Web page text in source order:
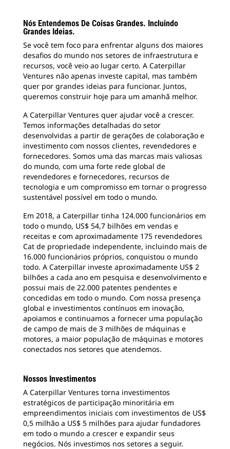
Nós Entendemos De Coisas Grandes. Incluindo
Grandes Ideias.
Se você tem foco para enfrentar alguns dos maiores
desafios do mundo nos setores de infraestrutura e
recursos, você veio ao lugar certo. A Caterpillar
Ventures não apenas investe capital, mas também
quer por grandes ideias para funcionar. Juntos,
queremos construir hoje para um amanhã melhor.
A Caterpillar Ventures quer ajudar você a crescer.
Temos informações detalhadas do setor
desenvolvidas a partir de gerações de colaboração e
investimento com nossos clientes, revendedores e
fornecedores. Somos uma das marcas mais valiosas
do mundo, com uma forte rede global de
revendedores e fornecedores, recursos de
tecnologia e um compromisso em tornar o progresso
sustentável possível em todo o mundo.
Em 2018, a Caterpillar tinha 124.000 funcionários em
todo o mundo, US$ 54,7 bilhões em vendas e
receitas e com aproximadamente 175 revendedores
Cat de propriedade independente, incluindo mais de
16.000 funcionários próprios, conquistou o mundo
todo. A Caterpillar investe aproximadamente US$ 2
bilhões a cada ano em pesquisa e desenvolvimento e
possui mais de 22.000 patentes pendentes e
concedidas em todo o mundo. Com nossa presença
global e investimentos contínuos em inovação,
apoiamos e continuamos a fornecer uma população
de campo de mais de 3 milhões de máquinas e
motores, a maior população de máquinas e motores
conectados nos setores que atendemos.
Nossos Investimentos
A Caterpillar Ventures torna investimentos
estratégicos de participação minoritária em
empreendimentos iniciais com investimentos de US$
0,5 milhão a US$ 5 milhões para ajudar fundadores
em todo o mundo a crescer e expandir seus
negócios. Nós investimos nos setores a seguir.